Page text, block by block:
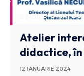
SOCIAL STIRI
Atelier
didactice, în
12 IANUARIE 2024